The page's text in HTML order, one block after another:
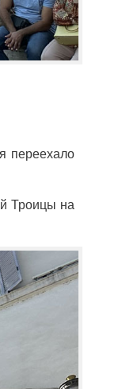
переехало
Троицы на